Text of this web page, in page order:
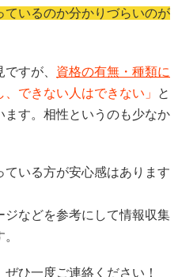
いるのか分かりづらいのが
すが、 資格の有無・種類に
、できない人はできない」
と
す。相性というのも少なか
いる方が安心感はあります
などを参考にして情報収集
ひ一度ご連絡ください！